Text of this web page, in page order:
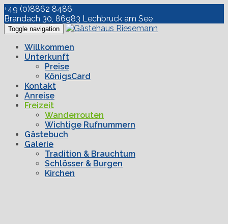
+49 (0)8862 8486
Brandach 30, 86983 Lechbruck am See
Toggle navigation
Willkommen
Unterkunft
Preise
KönigsCard
Kontakt
Anreise
Freizeit
Wanderrouten
Wichtige Rufnummern
Gästebuch
Galerie
Tradition & Brauchtum
Schlösser & Burgen
Kirchen